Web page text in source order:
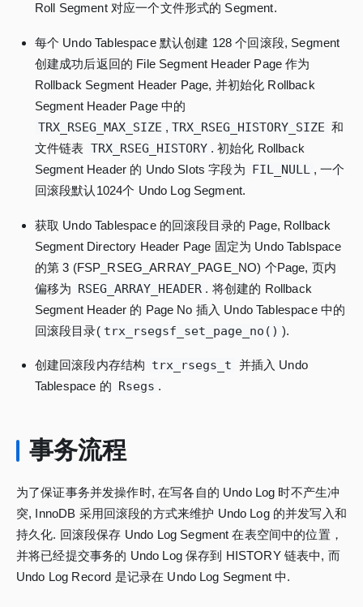
Roll Segment 对应一个文件形式的 Segment.
每个 Undo Tablespace 默认创建 128 个回滚段, Segment
创建成功后返回的 File Segment Header Page 作为
Rollback Segment Header Page, 并初始化 Rollback
Segment Header Page 中的
TRX_RSEG_MAX_SIZE , TRX_RSEG_HISTORY_SIZE 和
文件链表 TRX_RSEG_HISTORY . 初始化 Rollback
Segment Header 的 Undo Slots 字段为 FIL_NULL , 一个
回滚段默认1024个 Undo Log Segment.
获取 Undo Tablespace 的回滚段目录的 Page, Rollback
Segment Directory Header Page 固定为 Undo Tablspace
的第 3 (FSP_RSEG_ARRAY_PAGE_NO) 个Page, 页内
偏移为 RSEG_ARRAY_HEADER . 将创建的 Rollback
Segment Header 的 Page No 插入 Undo Tablespace 中的
回滚段目录( trx_rsegsf_set_page_no() ).
创建回滚段内存结构 trx_rsegs_t 并插入 Undo
Tablespace 的
Rsegs .
事务流程
为了保证事务并发操作时, 在写各自的 Undo Log 时不产生冲
突, InnoDB 采用回滚段的方式来维护 Undo Log 的并发写入和
持久化. 回滚段保存 Undo Log Segment 在表空间中的位置，
并将已经提交事务的 Undo Log 保存到 HISTORY 链表中, 而
Undo Log Record 是记录在 Undo Log Segment 中.